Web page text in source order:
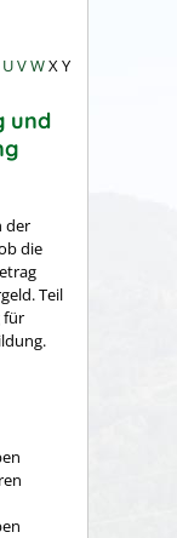
UVWX Y
und
der
die
Teil
für